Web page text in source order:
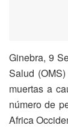
Ginebra, 9
Salud
muertas a
número de
Africa